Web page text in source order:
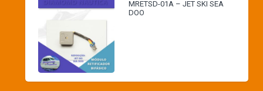
MRETSD-01A – JET SKI SEA
DOO